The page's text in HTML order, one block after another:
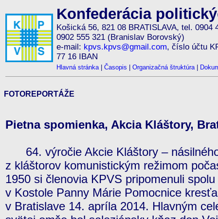
Konfederácia
Košická 56, 821 08 BRATISLAVA, tel. 0904
0902 555 321 (Branislav Borovský)
e-mail: kpvs.kpvs@gmail.com, číslo účtu
77 16 IBAN
Hlavná stránka| Časopis Organizačná štruktúra|
FOTOREPORTÁŽE
Pietna spomienka, Akcia Kláštory,
64. výročie Akcie Kláštory –
z kláštorov komunistickým režimom
1950 si členovia KPVS pripomenuli
v Kostole Panny Márie Pomocnice
v Bratislave 14. apríla 2014. Hlavným